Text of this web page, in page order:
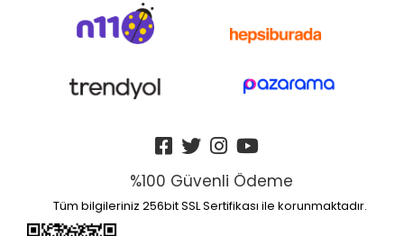
%100 Güvenli Ödeme
Tüm bilgileriniz 256bit SSL Sertifikası ile korunmaktadır.